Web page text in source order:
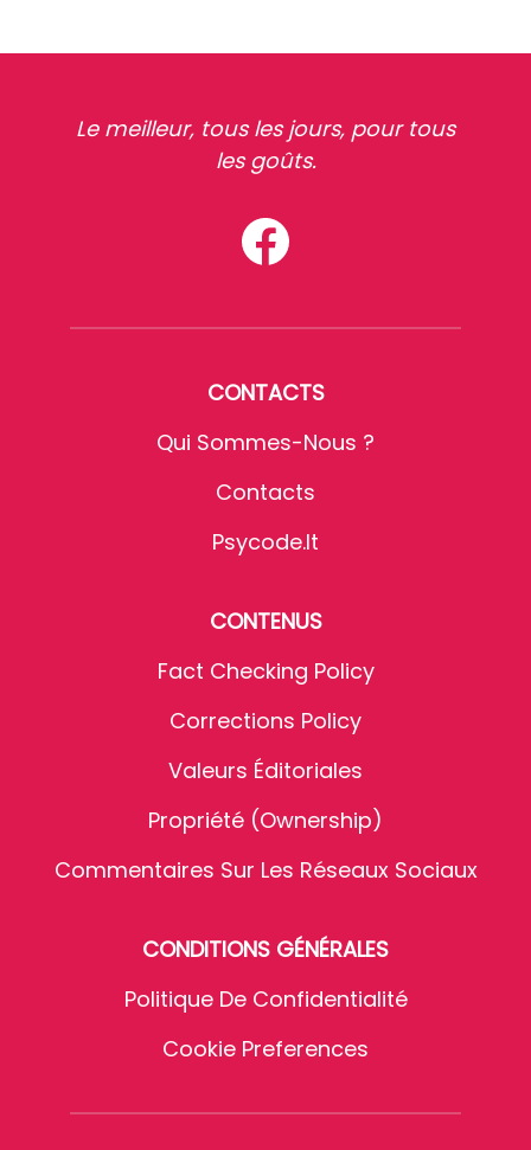
Le meilleur, tous les jours, pour tous
les goûts.
CONTACTS
Qui Sommes-Nous ?
Contacts
Psycode.it
CONTENUS
Fact Checking Policy
Corrections Policy
Valeurs Éditoriales
Propriété (Ownership)
Commentaires Sur Les Réseaux Sociaux
CONDITIONS GÉNÉRALES
Politique De Confidentialité
Cookie Preferences